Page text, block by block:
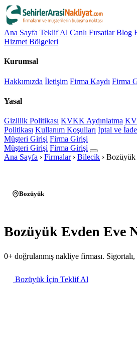
Ana Sayfa Teklif Al Canlı Fırsatlar Blog
Hizmet Bölgeleri
Kurumsal
Hakkımızda İletişim Firma Kaydı Firma
Yasal
Gizlilik Politikası KVKK Aydınlatma
Politikası Kullanım Koşulları İptal ve İade
Müşteri Girişi Firma Girişi
Müşteri Girişi Firma Girişi
Ana Sayfa › Firmalar › Bilecik › Bozüyük
Bozüyük
Bozüyük Evden Eve
0+ doğrulanmış nakliye firması.
Bozüyük İçin Teklif Al